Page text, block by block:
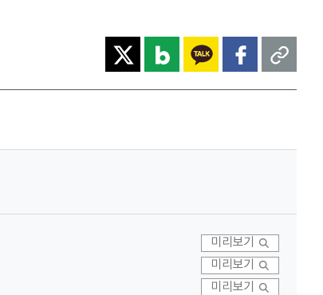
미리보기
미리보기
미리보기